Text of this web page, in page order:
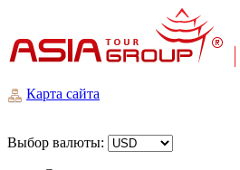
Карта сайта
Выбор валюты: